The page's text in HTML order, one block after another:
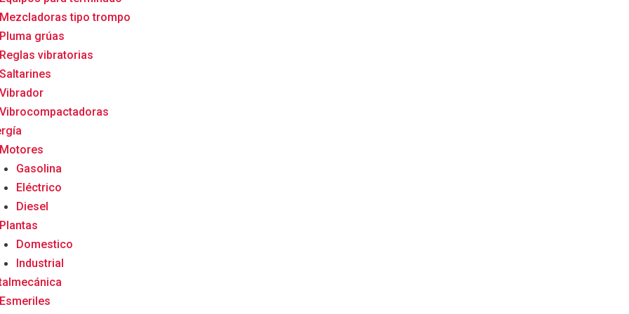
Mezcladoras tipo trompo
Pluma grúas
Reglas vibratorias
Saltarines
Vibrador
Vibrocompactadoras
Motores
Gasolina
Eléctrico
Diesel
Plantas
Domestico
Industrial
Esmeriles